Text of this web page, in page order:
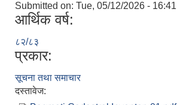
Submitted on: Tue, 05/12/2026 - 16:41
आर्थिक वर्ष:
८२/८३
प्रकार:
सूचना तथा समाचार
दस्तावेज: